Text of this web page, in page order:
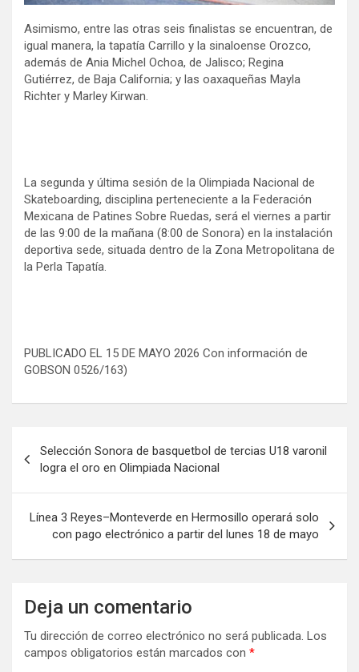
Asimismo, entre las otras seis finalistas se encuentran, de
igual manera, la tapatía Carrillo y la sinaloense Orozco,
además de Ania Michel Ochoa, de Jalisco; Regina
Gutiérrez, de Baja California; y las oaxaqueñas Mayla
Richter y Marley Kirwan.
La segunda y última sesión de la Olimpiada Nacional de
Skateboarding, disciplina perteneciente a la Federación
Mexicana de Patines Sobre Ruedas, será el viernes a partir
de las 9:00 de la mañana (8:00 de Sonora) en la instalación
deportiva sede, situada dentro de la Zona Metropolitana de
la Perla Tapatía.
PUBLICADO EL 15 DE MAYO 2026 Con información de
GOBSON 0526/163)
v
a
Selección Sonora de basquetbol de tercias U18 varonil
logra el oro en Olimpiada Nacional
Línea 3 Reyes–Monteverde en Hermosillo operará solo
con pago electrónico a partir del lunes 18 de mayo
Deja un comentario
Tu dirección de correo electrónico no será publicada. Los
campos obligatorios están marcados con *